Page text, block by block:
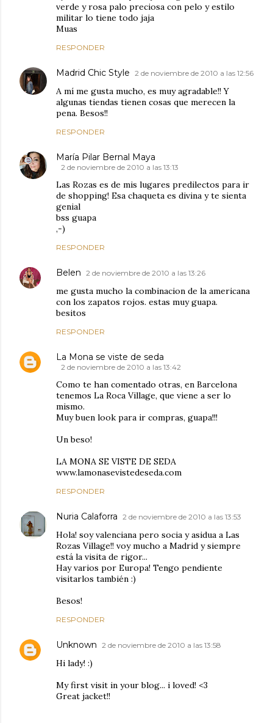
verde y rosa palo preciosa con pelo y estilo
militar lo tiene todo jaja
Muas
RESPONDER
Madrid Chic Style 2 de noviembre de 2010 a las 12:56
A mí me gusta mucho, es muy agradable!! Y
algunas tiendas tienen cosas que merecen la
pena. Besos!!
RESPONDER
María Pilar Bernal Maya
2 de noviembre de 2010 a las 13:13
Las Rozas es de mis lugares predilectos para ir
de shopping! Esa chaqueta es divina y te sienta
genial
bss guapa
,-)
RESPONDER
Belen 2 de noviembre de 2010 a las 13:26
me gusta mucho la combinacion de la americana
con los zapatos rojos. estas muy guapa.
besitos
RESPONDER
La Mona se viste de seda
2 de noviembre de 2010 a las 13:42
Como te han comentado otras, en Barcelona
tenemos La Roca Village, que viene a ser lo
mismo.
Muy buen look para ir compras, guapa!!!
Un beso!
LA MONA SE VISTE DE SEDA
www.lamonasevistedeseda.com
RESPONDER
Nuria Calaforra 2 de noviembre de 2010 a las 13:53
Hola! soy valenciana pero socia y asidua a Las
Rozas Village!! voy mucho a Madrid y siempre
está la visita de rigor...
Hay varios por Europa! Tengo pendiente
visitarlos también :)
Besos!
RESPONDER
Unknown 2 de noviembre de 2010 a las 13:58
Hi lady! :)
My first visit in your blog... i loved! <3
Great jacket!!